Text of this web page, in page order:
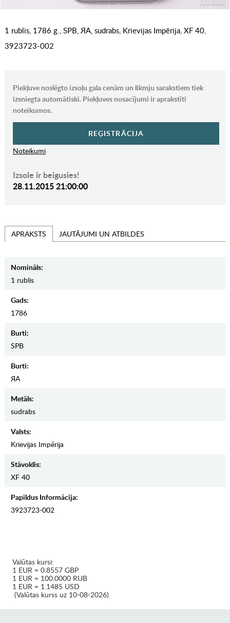
1 rublis, 1786 g., SPB, ЯА, sudrabs, Krievijas Impērija, XF 40,
3923723-002
Piekļuve noslēgto izsoļu gala cenām un likmju sarakstiem tiek
izsniegta automātiski. Piekļuves nosacījumi ir aprakstīti
noteikumos.
REĢISTRĀCIJA
Noteikumi
Izsole ir beigusies!
28.11.2015 21:00:00
APRAKSTS JAUTĀJUMI UN ATBILDES
Nomināls:
1 rublis
Gads:
1786
Burti:
SPB
Burti:
ЯА
Metāls:
sudrabs
Valsts:
Krievijas Impērija
Stāvoklis:
XF 40
Papildus Informācija:
3923723-002
Valūtas kursi:
1 EUR = 0.8557 GBP
1 EUR = 100.0000 RUB
1 EUR = 1.1485 USD
(Valūtas kurss uz 10-08-2026)